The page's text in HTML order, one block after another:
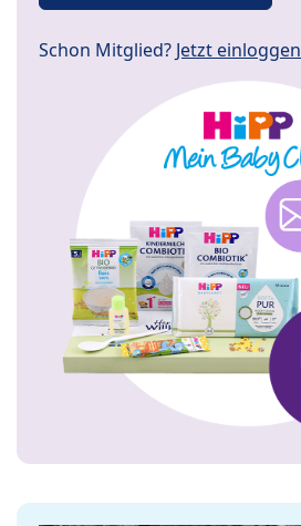
Schon Mitglied? Jetzt einloggen